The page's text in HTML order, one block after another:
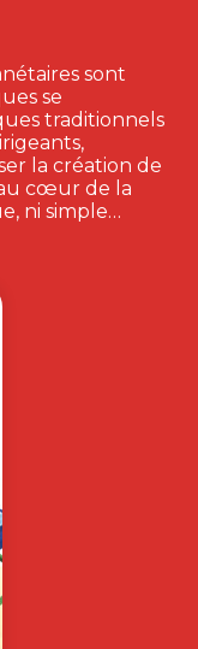
sont
se
traditionnels
la création de
cœur de la
ni simple…